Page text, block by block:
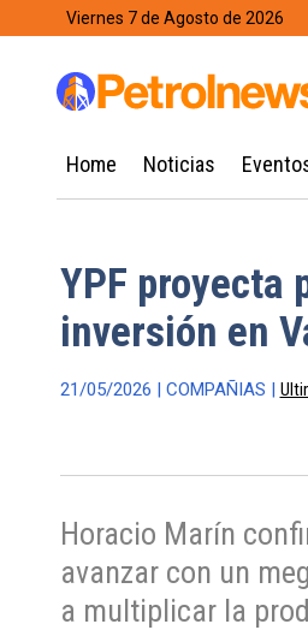
Viernes 7 de Agosto de 2026
Home Noticias
YPF proyecta
inversión en
21/05/2026 | COMPAÑIAS |
Horacio Marín
avanzar con un
a multiplicar la